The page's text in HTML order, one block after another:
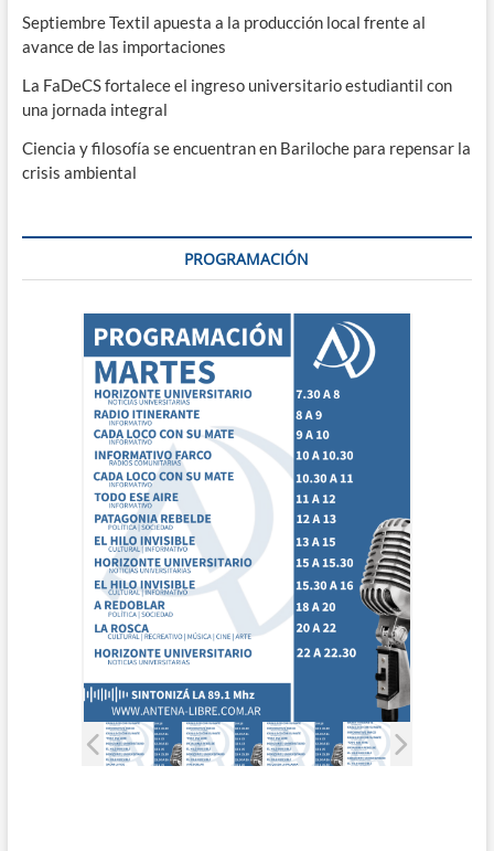
Septiembre Textil apuesta a la producción local frente al
avance de las importaciones
La FaDeCS fortalece el ingreso universitario estudiantil con
una jornada integral
Ciencia y filosofía se encuentran en Bariloche para repensar la
crisis ambiental
PROGRAMACIÓN